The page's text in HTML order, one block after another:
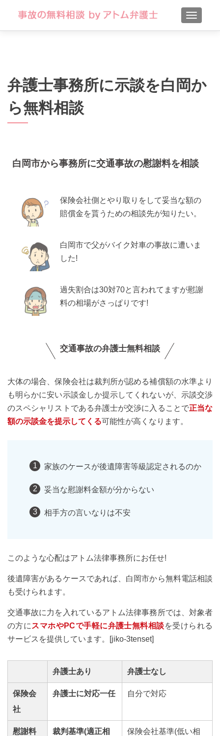
弁護士事務所に示談を白岡か
ら無料相談
白岡市から事務所に交通事故の慰謝料を相談
保険会社側とやり取りをして妥当な額の
賠償金を貰うための相談先が知りたい。
白岡市で父がバイク対車の事故に遭いま
した!
過失割合は30対70と言われてますが慰謝
料の相場がさっぱりです!
交通事故の弁護士無料相談
大体の場合、保険会社は裁判所が認める補償額の水準より
も明らかに安い示談金しか提示してくれないが、示談交渉
のスペシャリストである弁護士が交渉に入ることで正当な
額の示談金を提示してくる可能性が高くなります。
家族のケースが後遺障害等級認定されるのか
妥当な慰謝料金額が分からない
相手方の言いなりは不安
このような心配はアトム法律事務所にお任せ!
後遺障害があるケースであれば、白岡市から無料電話相談
も受けられます。
交通事故に力を入れているアトム法律事務所では、対象者
の方に スマホやPCで手軽に弁護士無料相談を受けられる
サービスを提供しています。[jiko-3tenset]
弁護士あり 弁護士なし
保険会
社
弁護士に対応一任 自分で対応
慰謝料
裁判基準(適正相
保険会社基準(低い相